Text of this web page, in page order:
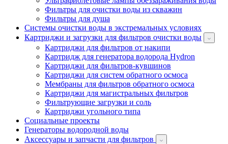
Фильтры для очистки воды из скважин
Фильтры для душа
Системы очистки воды в экстремальных условиях
Картриджи и загрузки для фильтров очистки воды
Картриджи для фильтров от накипи
Картридж для генератора водорода Hydron
Картриджи для фильтров-кувшинов
Картриджи для систем обратного осмоса
Мембраны для фильтров обратного осмоса
Картриджи для магистральных фильтров
Фильтрующие загрузки и соль
Картриджи угольного типа
Социальные проекты
Генераторы водородной воды
Аксессуары и запчасти для фильтров